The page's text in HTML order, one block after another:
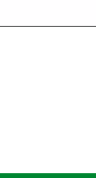
springen